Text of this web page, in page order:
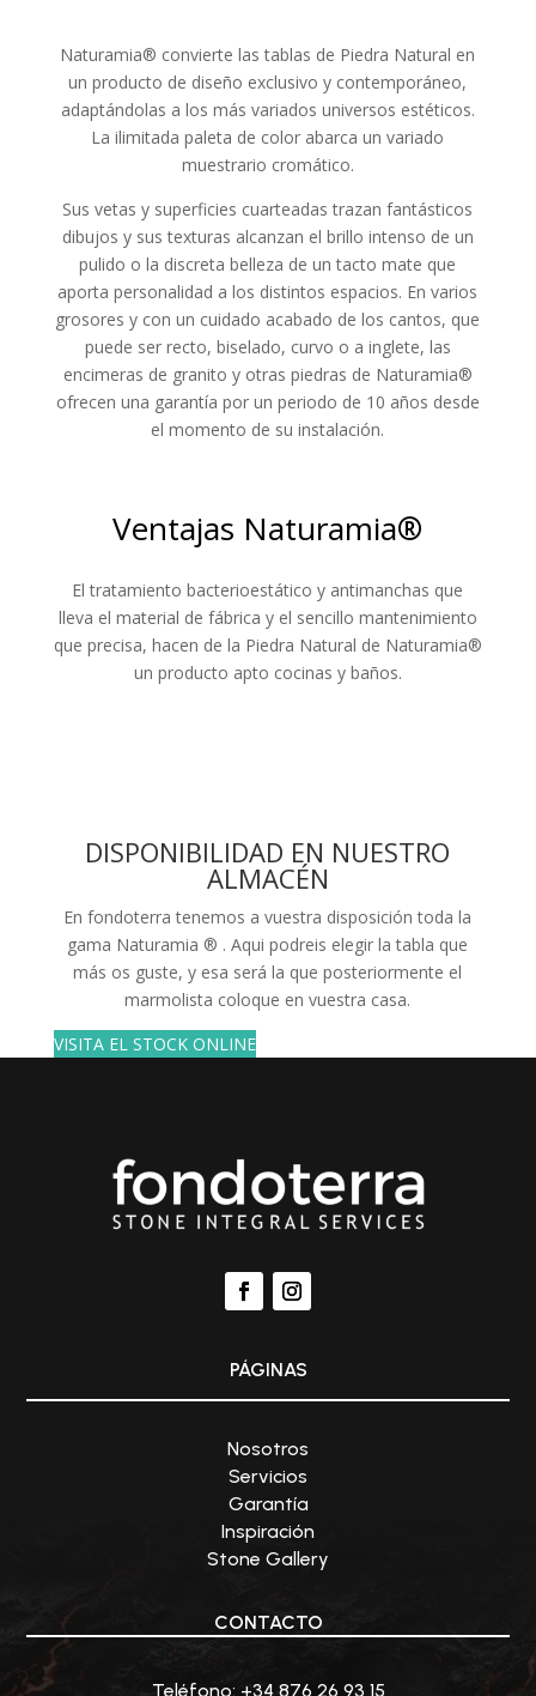
Naturamia® convierte las tablas de Piedra Natural en
un producto de diseño exclusivo y contemporáneo,
adaptándolas a los más variados universos estéticos.
La ilimitada paleta de color abarca un variado
muestrario cromático.
Sus vetas y superficies cuarteadas trazan fantásticos
dibujos y sus texturas alcanzan el brillo intenso de un
pulido o la discreta belleza de un tacto mate que
aporta personalidad a los distintos espacios. En varios
grosores y con un cuidado acabado de los cantos, que
puede ser recto, biselado, curvo o a inglete, las
encimeras de granito y otras piedras de Naturamia®
ofrecen una garantía por un periodo de 10 años desde
el momento de su instalación.
Ventajas Naturamia®
El tratamiento bacterioestático y antimanchas que
lleva el material de fábrica y el sencillo mantenimiento
que precisa, hacen de la Piedra Natural de Naturamia®
un producto apto cocinas y baños.
DISPONIBILIDAD EN NUESTRO
ALMACÉN
En fondoterra tenemos a vuestra disposición toda la
gama Naturamia ® . Aqui podreis elegir la tabla que
más os guste, y esa será la que posteriormente el
marmolista coloque en vuestra casa.
VISITA EL STOCK ONLINE
PÁGINAS
Nosotros
Servicios
Garantía
Inspiración
Stone Gallery
CONTACTO
Teléfono: +34 876 26 93 15